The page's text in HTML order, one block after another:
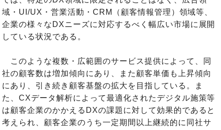
域・UI/UX・営業活動・CRM（顧客情報管理）領域等、
企業の様々なDXニーズに対応するべく幅広い市場に展開
している状況である。
このような複数・広範囲のサービス提供によって、同
社の顧客数は増加傾向にあり、また顧客単価も上昇傾向
にあり、引き続き顧客基盤の拡大を目指している。ま
た、CXデータ解析によって最適化されたデジタル施策等
は顧客企業のかかえるDXの課題に対して効果的であると
考えられ、顧客企業のうち一定期間以上継続的に同社サ